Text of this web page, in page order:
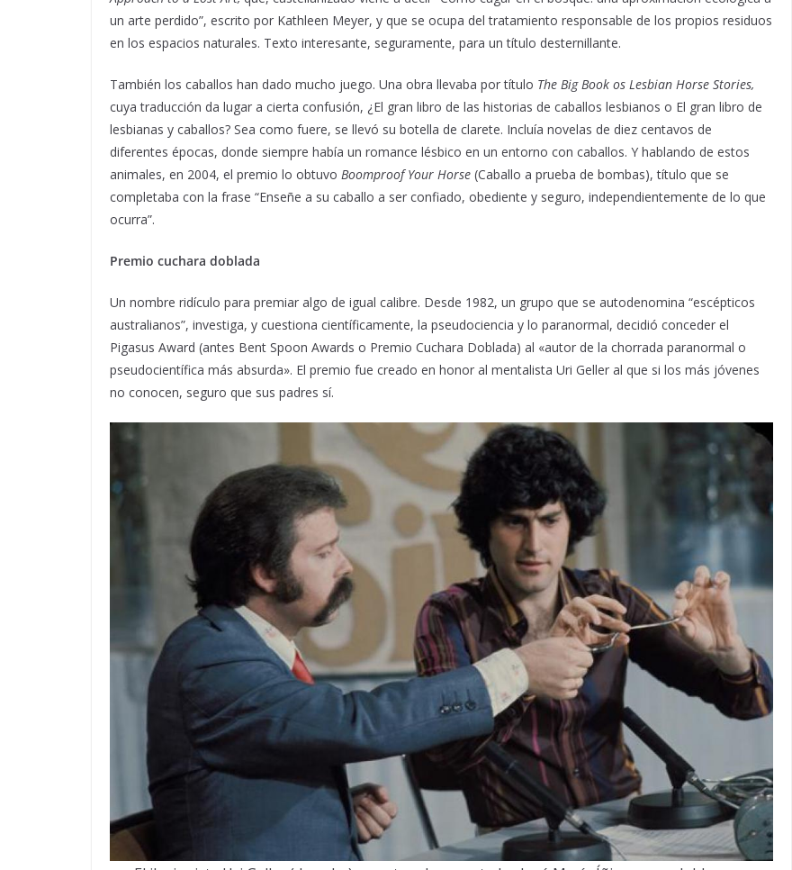
un arte perdido”, escrito por Kathleen Meyer, y que se ocupa del tratamiento responsable de los propios residuos
en los espacios naturales. Texto interesante, seguramente, para un título desternillante.
También los caballos han dado mucho juego. Una obra llevaba por título The Big Book os Lesbian Horse Stories,
cuya traducción da lugar a cierta confusión, ¿El gran libro de las historias de caballos lesbianos o El gran libro de
lesbianas y caballos? Sea como fuere, se llevó su botella de clarete. Incluía novelas de diez centavos de
diferentes épocas, donde siempre había un romance lésbico en un entorno con caballos. Y hablando de estos
animales, en 2004, el premio lo obtuvo Boomproof Your Horse (Caballo a prueba de bombas), título que se
completaba con la frase “Enseñe a su caballo a ser confiado, obediente y seguro, independientemente de lo que
ocurra”.
Premio cuchara doblada
Un nombre ridículo para premiar algo de igual calibre. Desde 1982, un grupo que se autodenomina “escépticos
australianos”, investiga, y cuestiona científicamente, la pseudociencia y lo paranormal, decidió conceder el
Pigasus Award (antes Bent Spoon Awards o Premio Cuchara Doblada) al «autor de la chorrada paranormal o
pseudocientífica más absurda». El premio fue creado en honor al mentalista Uri Geller al que si los más jóvenes
no conocen, seguro que sus padres sí.